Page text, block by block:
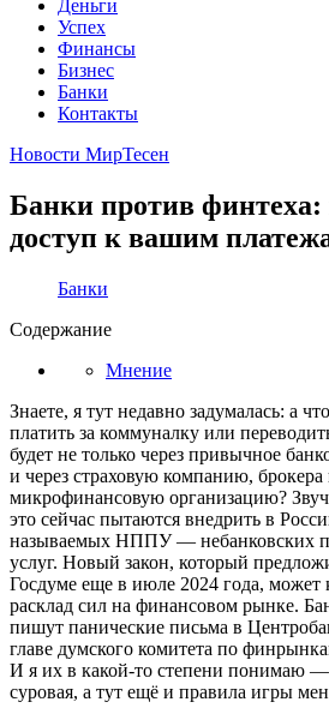
Деньги
Успех
Финансы
Бизнес
Банки
Контакты
Новости МирТесен
Банки против финтеха:
доступ к вашим
Банки
Содержание
Мнение
Знаете, я тут недавно задумалась: а
платить за коммуналку или
будет не только через привычное
и через страховую компанию,
микрофинансовую организацию?
это сейчас пытаются внедрить в
называемых НППУ — небанковских
услуг. Новый закон, который
Госдуме еще в июле 2024 года, может
расклад сил на финансовом рынке.
пишут панические письма в
главе думского комитета по
И я их в какой-то степени понимаю
суровая, а тут ещё и правила игры